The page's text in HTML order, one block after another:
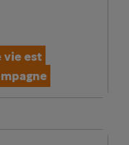
vie est